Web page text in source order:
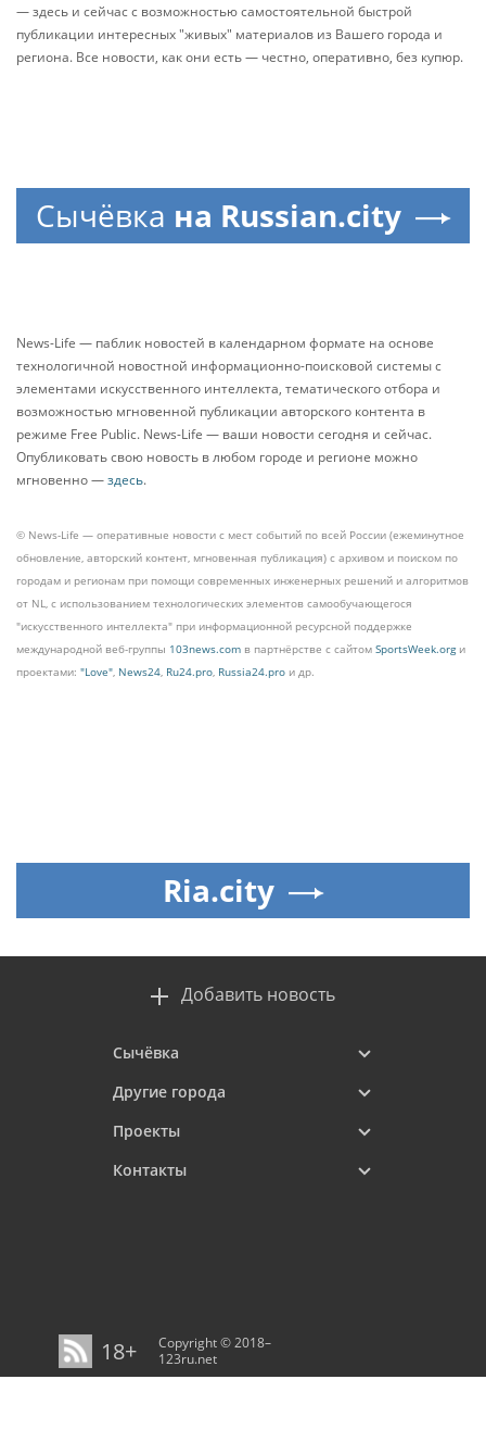
— здесь и сейчас с возможностью самостоятельной быстрой
публикации интересных "живых" материалов из Вашего города и
региона. Все новости, как они есть — честно, оперативно, без купюр.
Сычёвка на Russian.city
News-Life — паблик новостей в календарном формате на основе
технологичной новостной информационно-поисковой системы с
элементами искусственного интеллекта, тематического отбора и
возможностью мгновенной публикации авторского контента в
режиме Free Public. News-Life — ваши новости сегодня и сейчас.
Опубликовать свою новость в любом городе и регионе можно
мгновенно —здесь.
© News-Life — оперативные новости с мест событий по всей России (ежеминутное
обновление, авторский контент, мгновенная публикация) с архивом и поиском по
городам и регионам при помощи современных инженерных решений и алгоритмов
от NL, с использованием технологических элементов самообучающегося
"искусственного интеллекта" при информационной ресурсной поддержке
международной веб-группы 103news.com в партнёрстве с сайтом SportsWeek.orgи
проектами: "Love", News24, Ru24.pro, Russia24.pro и др.
Ria.city
Добавить новость
Сычёвка
Другие города
Проекты
Контакты
18+
Copyright © 2018–
123ru.net